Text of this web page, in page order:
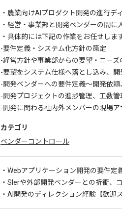
・農業向けAIプロダクト開発の進行デ
・経営・事業部と開発ベンダーの間
・具体的には下記の作業をお任せしま
-要件定義・システム化方針の策定
-経営方針や事業部からの要望・ニー
-要望をシステム仕様へ落とし込み、
-開発ベンダーへの要件定義〜開発依
-開発プロジェクトの進捗管理、工数
-開発に関わる社内外メンバーの現場
カテゴリ
ベンダーコントロール
・Webアプリケーション開発の要件
・SIerや外部開発ベンダーとの折衝、
・AI開発のディレクション経験 【歓迎